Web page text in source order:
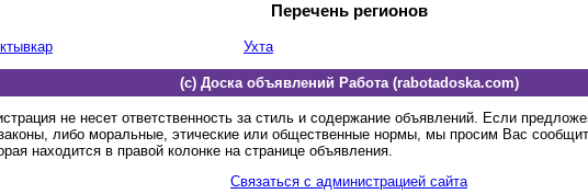
Перечень регионов
Ухта
(c) Доска объявлений Работа (rabotadoska.com)
не несет ответственность за стиль и содержание объявлений. Если
либо моральные, этические или общественные нормы, мы просим Вас
находится в правой колонке на странице объявления.
Связаться с администрацией сайта